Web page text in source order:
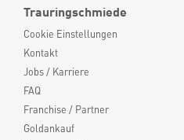
Trauringschmiede
Cookie Einstellungen
Kontakt
Jobs / Karriere
FAQ
Franchise / Partner
Goldankauf